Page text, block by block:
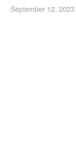
September 12, 2023